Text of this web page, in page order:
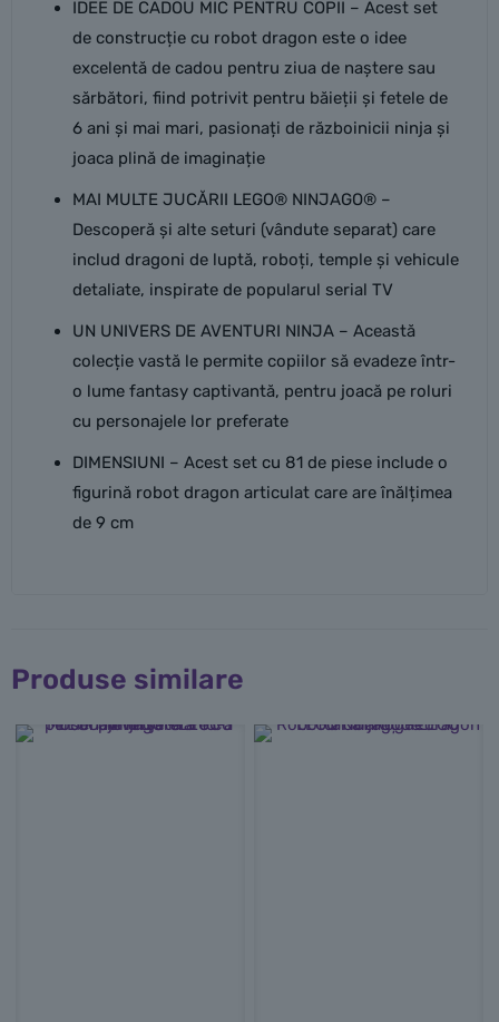
IDEE DE CADOU MIC PENTRU COPII – Acest set
de construcție cu robot dragon este o idee
excelentă de cadou pentru ziua de naștere sau
sărbători, fiind potrivit pentru băieții și fetele de
6 ani și mai mari, pasionați de războinicii ninja și
joaca plină de imaginație
MAI MULTE JUCĂRII LEGO® NINJAGO® –
Descoperă și alte seturi (vândute separat) care
includ dragoni de luptă, roboți, temple și vehicule
detaliate, inspirate de popularul serial TV
UN UNIVERS DE AVENTURI NINJA – Această
colecție vastă le permite copiilor să evadeze într-
o lume fantasy captivantă, pentru joacă pe roluri
cu personajele lor preferate
DIMENSIUNI – Acest set cu 81 de piese include o
figurină robot dragon articulat care are înălțimea
de 9 cm
Produse similare